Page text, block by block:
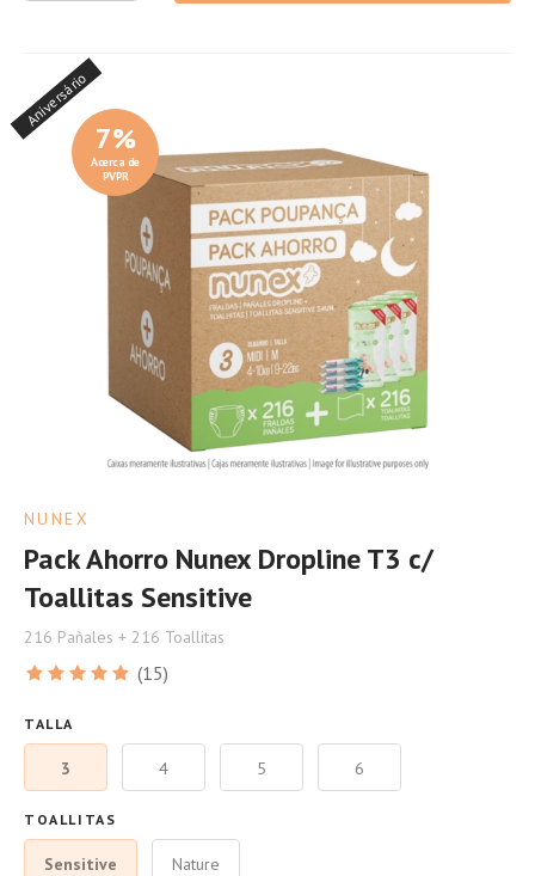
7%
Acerca de
PVPR
Aniversário
NUNEX
Pack Ahorro Nunex Dropline T3 c/
Toallitas Sensitive
216 Pañales + 216 Toallitas
(15)
TALLA
3 4 5 6
TOALLITAS
Sensitive Nature